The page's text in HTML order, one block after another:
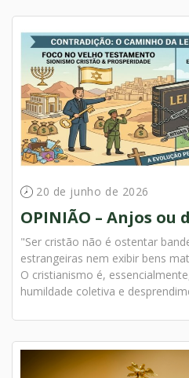
20 de junho de 2026
OPINIÃO – Anjos ou
"Ser cristão não é ostentar
estrangeiras nem exibir bens
O cristianismo é,
humildade coletiva e